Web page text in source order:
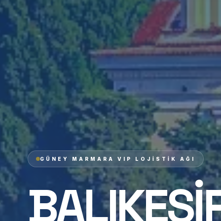
GÜNEY MARMARA VIP LOJISTIK AĞI